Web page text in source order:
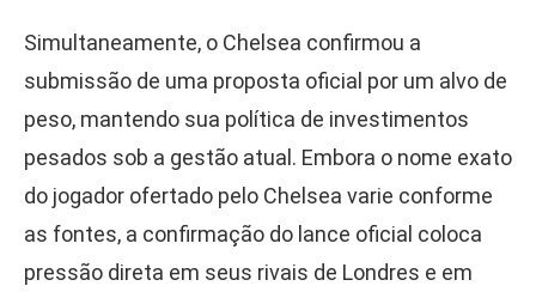
Simultaneamente, o Chelsea confirmou a
submissão de uma proposta oficial por um alvo de
peso, mantendo sua política de investimentos
pesados sob a gestão atual. Embora o nome exato
do jogador ofertado pelo Chelsea varie conforme
as fontes, a confirmação do lance oficial coloca
pressão direta em seus rivais de Londres e em